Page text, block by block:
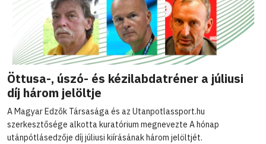
Öttusa-, úszó- és kézilabdatréner a júliusi
díj három jelöltje
A Magyar Edzők Társasága és az Utanpotlassport.hu
szerkesztősége alkotta kuratórium megnevezte A hónap
utánpótlásedzője díj júliusi kiírásának három jelöltjét.